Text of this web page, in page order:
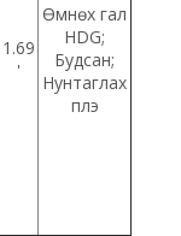
1.69
'
Өмнөх гал
HDG;
Будсан;
Нунтаглах
плэ